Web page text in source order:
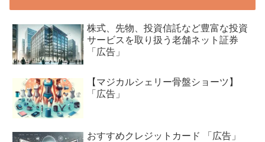
株式、先物、投資信託など豊富な投資
サービスを取り扱う老舗ネット証券
「広告」
【マジカルシェリー骨盤ショーツ】
「広告」
おすすめクレジットカード 「広告」